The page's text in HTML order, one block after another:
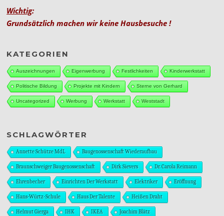
Wichtig:
Grundsätzlich machen wir keine Hausbesuche !
KATEGORIEN
Auszeichnungen Eigenwerbung Festlichkeiten Kinderwerkstatt
Politische Bildung Projekte mit Kindern Sterne von Gerhard
Uncategorized Werbung Werkstatt Weststadt
SCHLAGWÖRTER
Annette Schütze MdL Baugenossenschaft Wiederaufbau
Braunschweiger Baugenossenschaft Dirk Sievers Dr. Carola Reimann
Ehrenbecher Einrichten Der Werkstatt Elektriker Eröffnung
Hans-Würtz-Schule Haus Der Talente Heißen Draht
Helmut Gierga IHK IKEA Joachim Blätz